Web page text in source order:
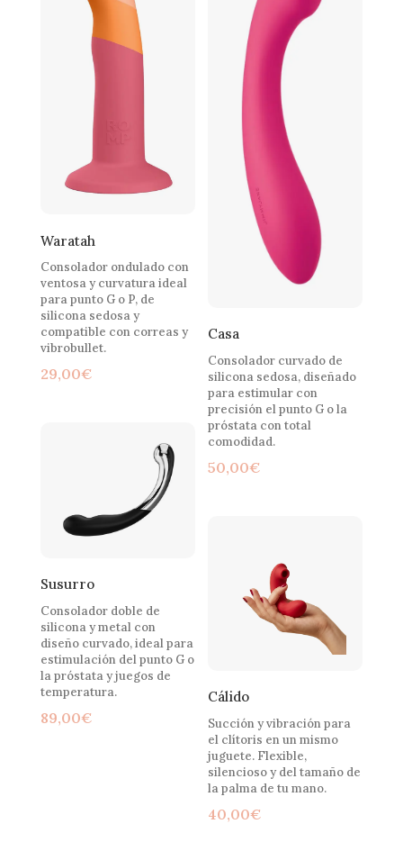
Waratah
Consolador ondulado con
ventosa y curvatura ideal
para punto G o P, de
silicona sedosa y
compatible con correas y
vibrobullet.
29,00€
Casa
Consolador curvado de
silicona sedosa, diseñado
para estimular con
precisión el punto G o la
próstata con total
comodidad.
50,00€
Susurro
Consolador doble de
silicona y metal con
diseño curvado, ideal para
estimulación del punto G o
la próstata y juegos de
temperatura.
89,00€
Cálido
Succión y vibración para
el clítoris en un mismo
juguete. Flexible,
silencioso y del tamaño de
la palma de tu mano.
40,00€